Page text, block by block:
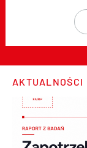
AKTUALNOŚCI